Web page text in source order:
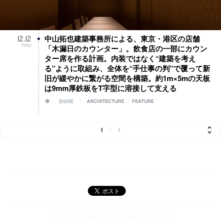
12.12
THU
中山拓也建築事務所による、東京・港区の店舗
「木漏日のカウンター」。飲食店の一部にカウン
ター席を作る計画。内装ではなく“建築を考え
る”ように取組み、全体を“手仕事の判”で覆って新
旧が緩やかに繋がる空間を構築。約1m×5mの天板
は9mm厚鉄板をT字型に溶接して支える
SHARE ARCHITECTURE FEATURE
1 1